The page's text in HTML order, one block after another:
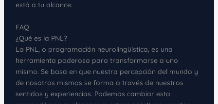
está a tu alcance.
FAQ
¿Qué es la PNL?
La PNL, o programación neurolingüística, es una
herramienta poderosa para transformarse a uno
mismo. Se basa en que nuestra percepción del mundo y
de nosotros mismos se forma a través de nuestros
sentidos y experiencias. Podemos cambiar esta